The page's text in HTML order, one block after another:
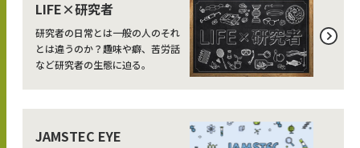
LIFE×研究者
研究者の日常とは一般の人のそれ
とは違うのか？趣味や癖、苦労話
など研究者の生態に迫る。
JAMSTEC EYE